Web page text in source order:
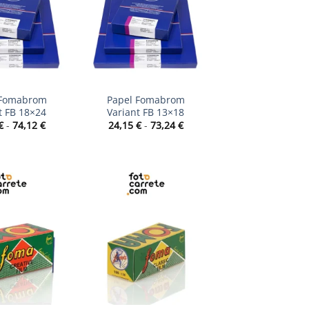
FB 18×24
- 74,12 €Rango
+
Papel Fomabrom
Variant FB 13×18
24,15 € - 73,24€Rango